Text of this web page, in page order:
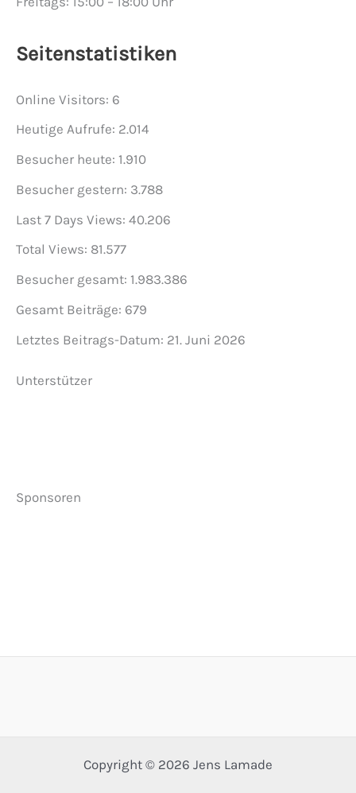
Seitenstatistiken
Online Visitors: 6
Heutige Aufrufe: 2.014
Besucher heute: 1.910
Besucher gestern: 3.788
Last 7 Days Views: 40.206
Total Views: 81.577
Besucher gesamt: 1.983.386
Gesamt Beiträge: 679
Letztes Beitrags-Datum: 21. Juni 2026
Unterstützer
Sponsoren
Copyright © 2026 Jens Lamade